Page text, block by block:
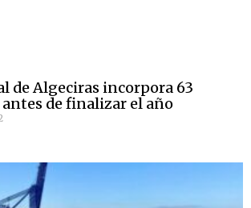
de Algeciras incorpora 63
antes de finalizar el año